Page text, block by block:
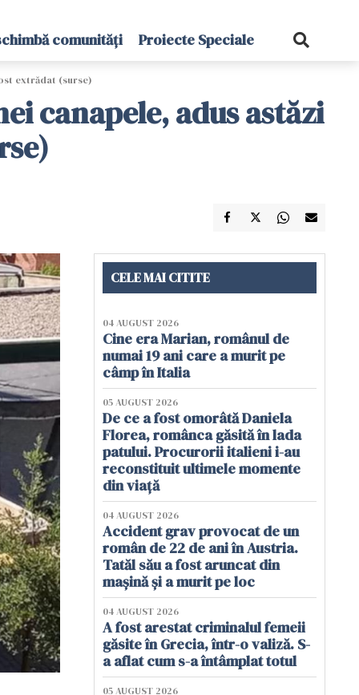
comunități Proiecte Speciale
extrădat (surse)
canapele, adus astăzi
CELE MAI CITITE
04 AUGUST 2026
Cine era Marian, românul de
numai 19 ani care a murit pe
câmp în Italia
05 AUGUST 2026
De ce a fost omorâtă Daniela
Florea, românca găsită în lada
patului. Procurorii italieni i-au
reconstituit ultimele momente
din viață
04 AUGUST 2026
Accident grav provocat de un
român de 22 de ani în Austria.
Tatăl său a fost aruncat din
mașină și a murit pe loc
04 AUGUST 2026
A fost arestat criminalul femeii
găsite în Grecia, într-o valiză. S-
a aflat cum s-a întâmplat totul
05 AUGUST 2026